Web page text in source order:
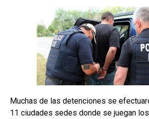
Muchas de las detenciones se
11 ciudades sedes donde se juegan